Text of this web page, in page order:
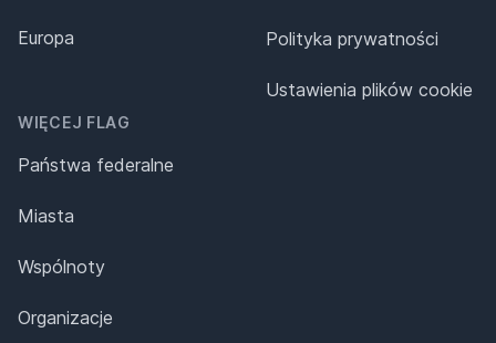
Europa
WIĘCEJ FLAG
Państwa federalne
Miasta
Wspólnoty
Organizacje
Polityka prywatności
Ustawienia plików cookie